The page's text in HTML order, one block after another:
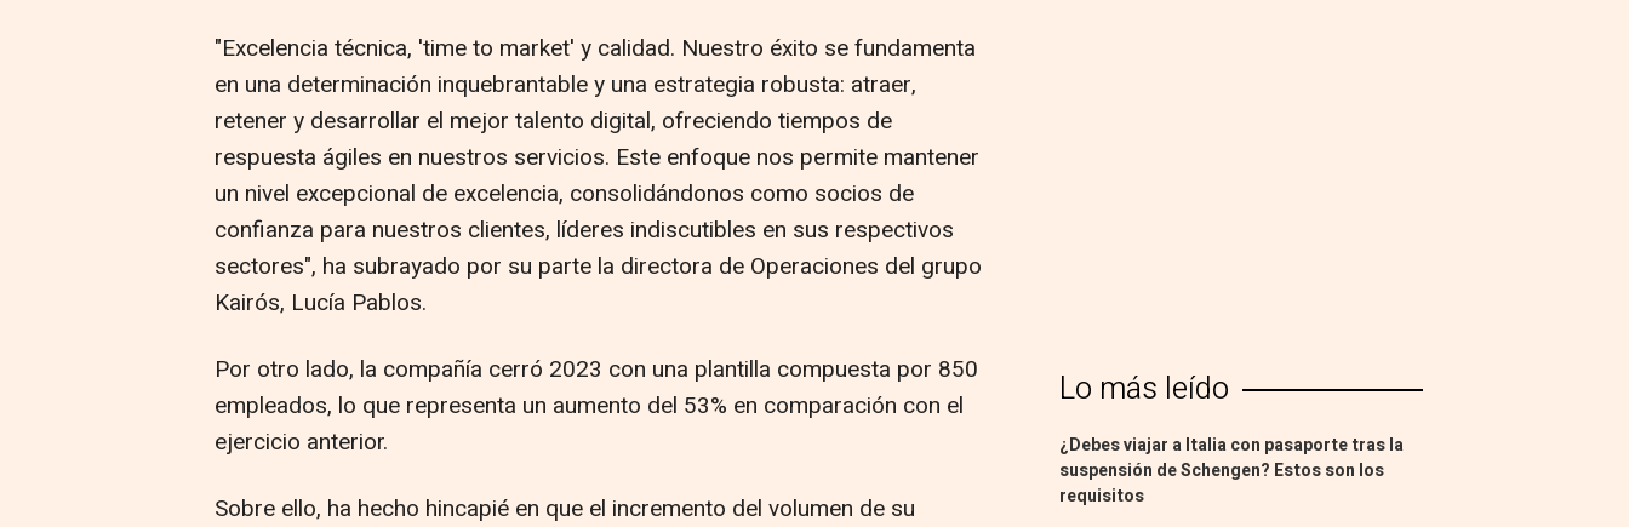
"Excelencia técnica, 'time to market' y calidad. Nuestro éxito se fundamenta
en una determinación inquebrantable y una estrategia robusta: atraer,
retener y desarrollar el mejor talento digital, ofreciendo tiempos de
respuesta ágiles en nuestros servicios. Este enfoque nos permite mantener
un nivel excepcional de excelencia, consolidándonos como socios de
confianza para nuestros clientes, líderes indiscutibles en sus respectivos
sectores", ha subrayado por su parte la directora de Operaciones del grupo
Kairós, Lucía Pablos.
Por otro lado, la compañía cerró 2023 con una plantilla compuesta por 850
empleados, lo que representa un aumento del 53% en comparación con el
ejercicio anterior.
Sobre ello, ha hecho hincapié en que el incremento del volumen de su
Lo más leído
¿Debes viajar a Italia con pasaporte tras la
suspensión de Schengen? Estos son los
requisitos